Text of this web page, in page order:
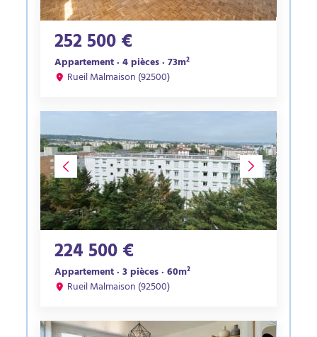
252 500 €
Appartement · 4 pièces · 73m²
Rueil Malmaison (92500)
224 500 €
Appartement · 3 pièces · 60m²
Rueil Malmaison (92500)